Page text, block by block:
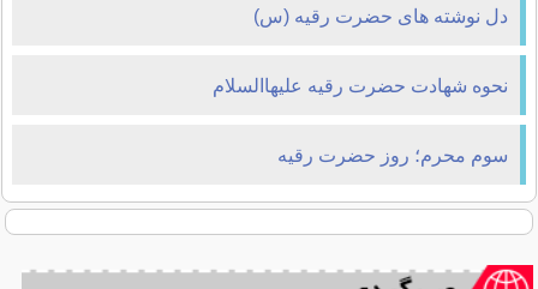
دل نوشته های حضرت رقیه (س)
نحوه شهادت حضرت رقیه علیهاالسلام
سوم محرم؛ روز حضرت رقیه